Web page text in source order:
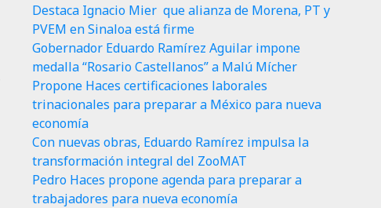
Destaca Ignacio Mier que alianza de Morena, PT y
PVEM en Sinaloa está firme
Gobernador Eduardo Ramírez Aguilar impone
medalla “Rosario Castellanos” a Malú Mícher
Propone Haces certificaciones laborales
trinacionales para preparar a México para nueva
economía
Con nuevas obras, Eduardo Ramírez impulsa la
transformación integral del ZooMAT
Pedro Haces propone agenda para preparar a
trabajadores para nueva economía